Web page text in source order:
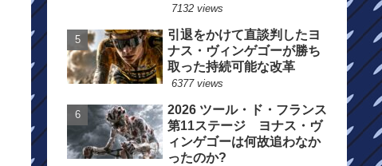
7132 views
引退をかけて直談判したヨ
ナス・ヴィンゲゴーが勝ち
取った持続可能な改革
6377 views
2026 ツール・ド・フランス
第11ステージ ヨナス・ヴ
ィンゲゴーは何故追わなか
ったのか?